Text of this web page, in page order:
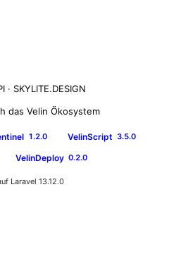
· SKYLITE.DESIGN
das Velin Ökosystem
1.2.0 VelinScript 3.5.0
VelinDeploy 0.2.0
Laravel 13.12.0